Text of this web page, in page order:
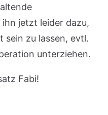
jetzt leider dazu,
sein zu lassen, evtl.
unterziehen.
Fabi!